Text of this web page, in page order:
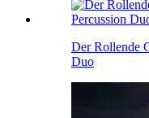
Der Rollende
Duo